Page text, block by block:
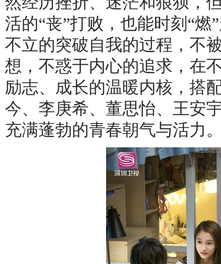
活的“丧”打败，也能时刻“
不立的突破自我的过程，不
想，不惑于内心的追求，在
励志、成长的温暖内核，搭
今、李庚希、董思怡、王安
充满蓬勃的青春朝气与活力